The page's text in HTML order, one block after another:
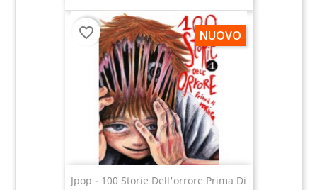
Jpop - 100 Storie Dell'orrore Prima Di
NUOVO
favorite_border